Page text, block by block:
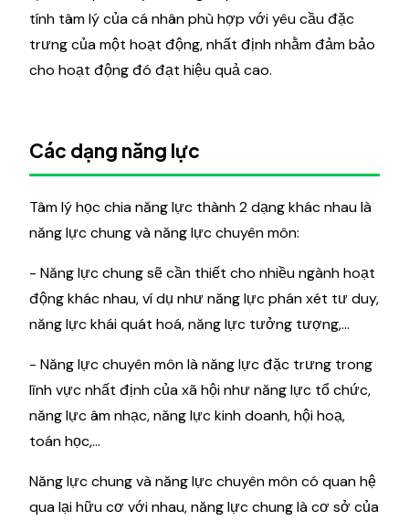
tính tâm lý của cá nhân phù hợp với yêu cầu đặc
trưng của một hoạt động, nhất định nhằm đảm bảo
cho hoạt động đó đạt hiệu quả cao.
Các dạng năng lực
Tâm lý học chia năng lực thành 2 dạng khác nhau là
năng lực chung và năng lực chuyên môn:
- Năng lực chung sẽ cần thiết cho nhiều ngành hoạt
động khác nhau, ví dụ như năng lực phán xét tư duy,
năng lực khái quát hoá, năng lực tưởng tượng,...
- Năng lực chuyên môn là năng lực đặc trưng trong
lĩnh vực nhất định của xã hội như năng lực tổ chức,
năng lực âm nhạc, năng lực kinh doanh, hội hoạ,
toán học,...
Năng lực chung và năng lực chuyên môn có quan hệ
qua lại hữu cơ với nhau, năng lực chung là cơ sở của